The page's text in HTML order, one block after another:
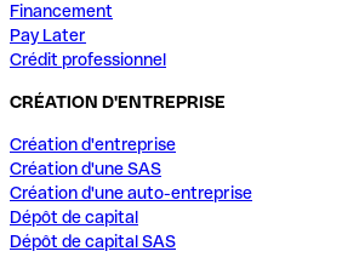
Financement
Pay Later
Crédit professionnel
CRÉATION D'ENTREPRISE
Création d'entreprise
Création d'une SAS
Création d'une auto-entreprise
Dépôt de capital
Dépôt de capital SAS